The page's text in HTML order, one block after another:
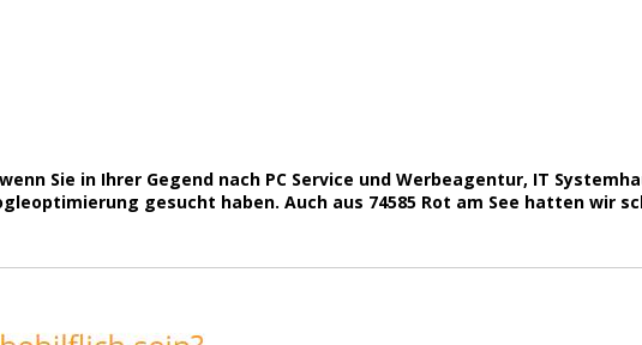
wenn Sie in Ihrer Gegend nach PC Service und Werbeagentur, IT
gesucht haben. Auch aus 74585 Rot am See hatten wir